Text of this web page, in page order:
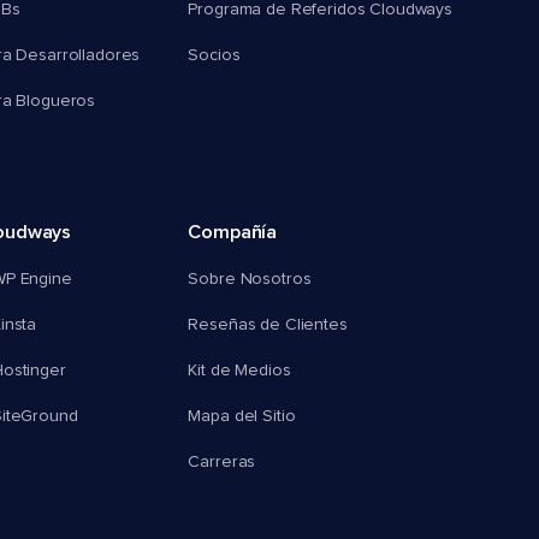
Desarrolladores
Blogueros
Programa de Referidos Cloudways
Socios
Engine
Compañía
Sobre Nosotros
Reseñas de Clientes
Kit de Medios
Mapa del Sitio
Carreras